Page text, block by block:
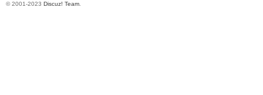
© 2001-2023 Discuz! Team.